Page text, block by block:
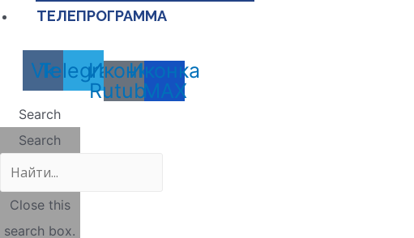
ТЕЛЕПРОГРАММА
Vk
Telegram
Иконка
Rutube
Иконка
MAX
Search
Search
Close this
search box.